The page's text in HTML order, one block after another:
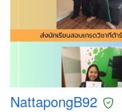
NattapongB92